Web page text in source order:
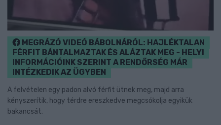
MEGRÁZÓ VIDEÓ BÁBOLNÁRÓL: HAJLÉKTALAN
FÉRFIT BÁNTALMAZTAK ÉS ALÁZTAK MEG - HELYI
INFORMÁCIÓINK SZERINT A RENDŐRSÉG MÁR
INTÉZKEDIK AZ ÜGYBEN
A felvételen egy padon alvó férfit ütnek meg, majd arra
kényszerítik, hogy térdre ereszkedve megcsókolja egyikük
bakancsát.